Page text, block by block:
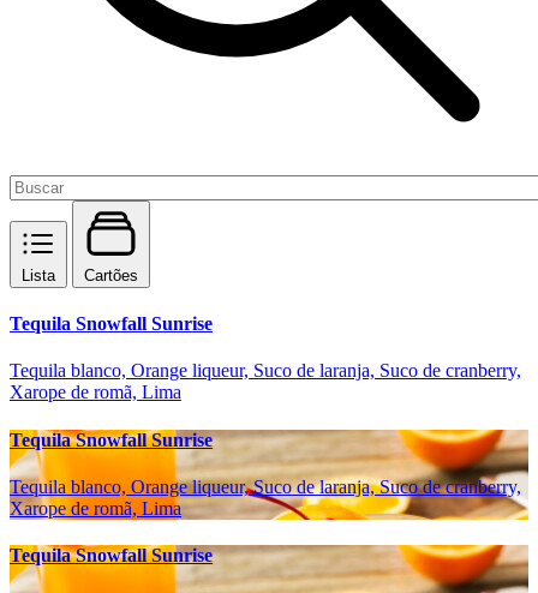
Lista Cartões
Tequila Snowfall Sunrise
Tequila blanco, Orange liqueur, Suco de laranja, Suco de cranberry,
Xarope de romã, Lima
Tequila Snowfall Sunrise
Tequila blanco, Orange liqueur, Suco de laranja, Suco de cranberry,
Xarope de romã, Lima
Tequila Snowfall Sunrise